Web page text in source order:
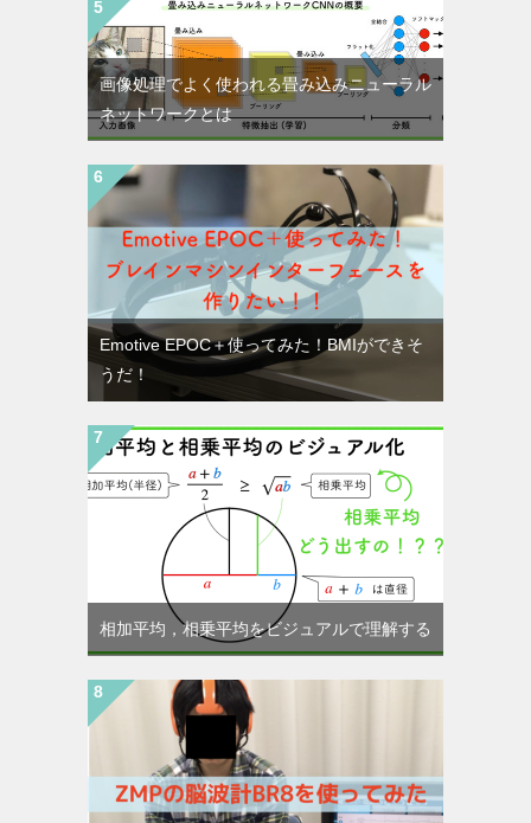
画像処理でよく使われる畳み込みニューラル
ネットワークとは
Emotive EPOC＋使ってみた！BMIができそ
うだ！
相加平均，相乗平均をビジュアルで理解する